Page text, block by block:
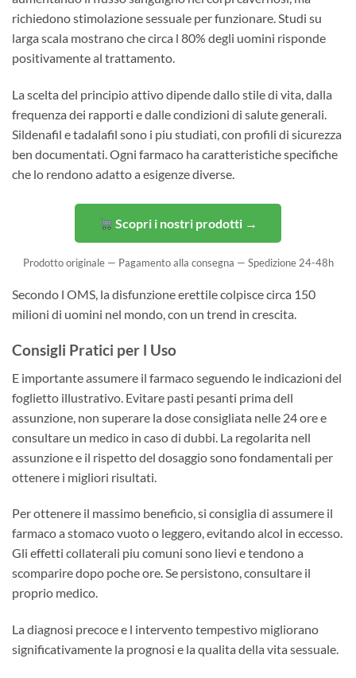
richiedono stimolazione sessuale per funzionare. Studi su
larga scala mostrano che circa l 80% degli uomini risponde
positivamente al trattamento.
La scelta del principio attivo dipende dallo stile di vita, dalla
frequenza dei rapporti e dalle condizioni di salute generali.
Sildenafil e tadalafil sono i piu studiati, con profili di sicurezza
ben documentati. Ogni farmaco ha caratteristiche specifiche
che lo rendono adatto a esigenze diverse.
Scopri i nostri prodotti →
Prodotto originale — Pagamento alla consegna — Spedizione 24-48h
Secondo l OMS, la disfunzione erettile colpisce circa 150
milioni di uomini nel mondo, con un trend in crescita.
Consigli Pratici per l Uso
E importante assumere il farmaco seguendo le indicazioni del
foglietto illustrativo. Evitare pasti pesanti prima dell
assunzione, non superare la dose consigliata nelle 24 ore e
consultare un medico in caso di dubbi. La regolarita nell
assunzione e il rispetto del dosaggio sono fondamentali per
ottenere i migliori risultati.
Per ottenere il massimo beneficio, si consiglia di assumere il
farmaco a stomaco vuoto o leggero, evitando alcol in eccesso.
Gli effetti collaterali piu comuni sono lievi e tendono a
scomparire dopo poche ore. Se persistono, consultare il
proprio medico.
La diagnosi precoce e l intervento tempestivo migliorano
significativamente la prognosi e la qualita della vita sessuale.